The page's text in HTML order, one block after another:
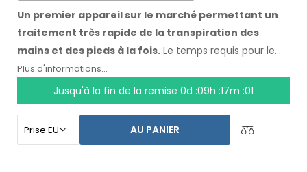
Un premier appareil sur le marché permettant un
traitement très rapide de la transpiration des
mains et des pieds à la fois. Le temps requis pour le
traitement des quatre membres a été réduit de moitié
à un maximum de 24 minutes, et la durée et la vitesse
des effets sont maintenues. Avec le système
Plus d'informations...
Jusqu'à la fin de la remise 0d :09h :17m :00
AU PANIER